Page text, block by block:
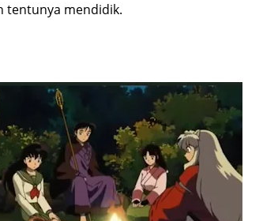
tentunya mendidik.